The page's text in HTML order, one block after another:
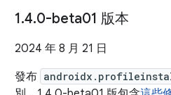
1.4.0-beta01 版本
2024 年 8 月 21 日
發布